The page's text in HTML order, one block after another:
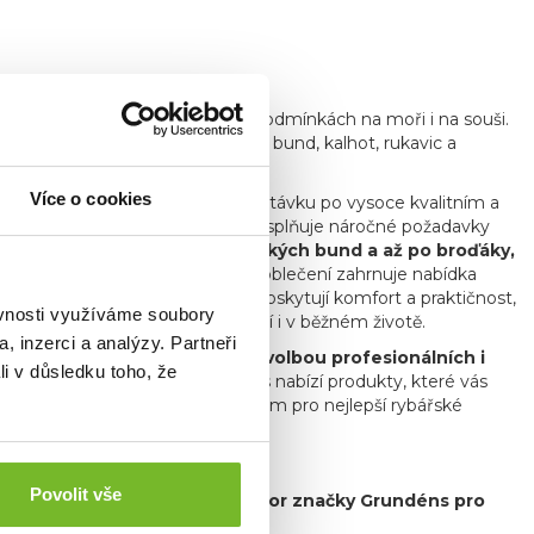
Více o cookies
využíváme soubory
inzerci a analýzy. Partneři
v důsledku toho, že
Povolit vše
zaručuje ochranu v náročných podmínkách na moři i na souši.
včetně nepromokavých bund, kalhot, rukavic a
a spolehlivost.
, reagujíc tak na rostoucí poptávku po vysoce kvalitním a
pro muškaření a přívlač, které splňuje náročné požadavky
zahrnují vše od technických bund a až po broďáky,
specializovaného rybářského oblečení zahrnuje nabídka
čepice. Tyto kousky nejenže poskytují komfort a praktičnost,
jejich vášeň pro rybaření i v běžném životě.
a kvalitě je oblíbenou volbou profesionálních i
čas ve městě, Grundéns nabízí produkty, které vás
proč je Grundéns synonymem pro nejlepší rybářské
je hrdý exkluzivní distributor značky Grundéns pro